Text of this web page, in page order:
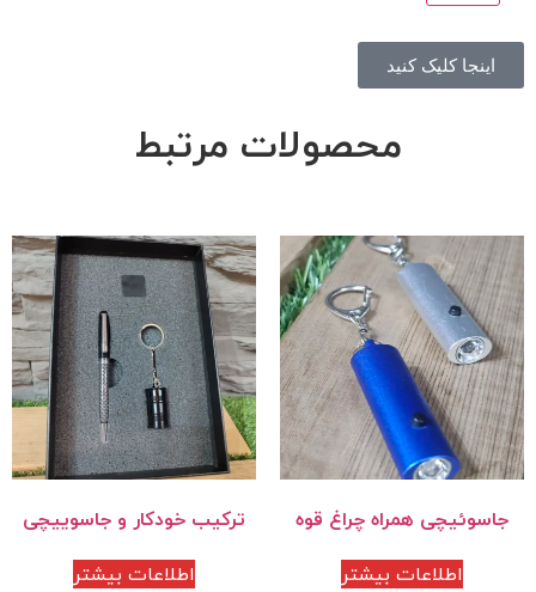
اینجا کلیک کنید
محصولات مرتبط
جاسوئیچی همراه چراغ قوه
اطلاعات بیشتر
ترکیب خودکار و جاسوییچی
اطلاعات بیشتر